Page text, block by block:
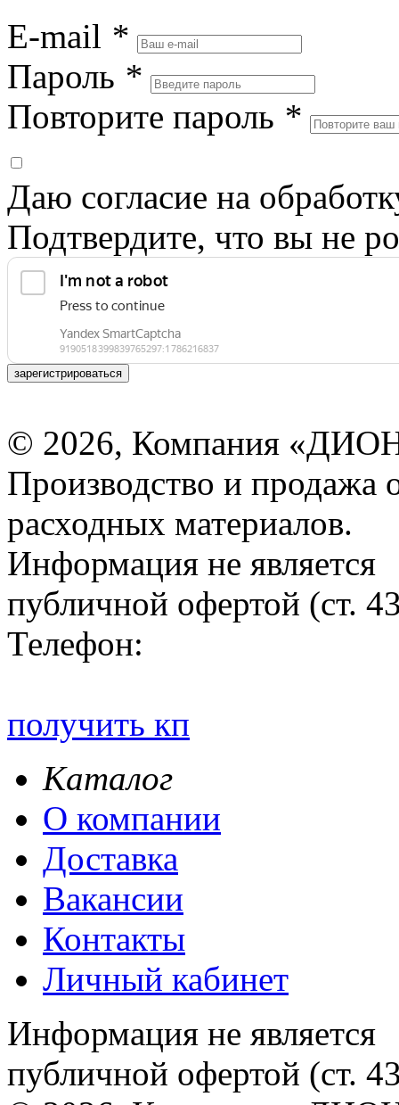
E-mail *
Пароль *
Повторите пароль *
Даю согласие на
Подтвердите, что вы не
зарегистрироваться
© 2026, Компания
Производство и продажа
расходных материалов.
Информация не является
публичной офертой (ст.
Телефон:
получить кп
Каталог
О компании
Доставка
Вакансии
Контакты
Личный кабинет
Информация не является
публичной офертой (ст.